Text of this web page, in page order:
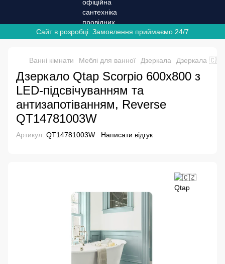
Сайт в розробці. Замовлення приймаємо 24/7
Ванні кімнати Меблі для ванної Дзеркала Дзеркала
Дзеркало Qtap Scorpio 600x800 з
LED-підсвічуванням та
антизапотіванням, Reverse
QT14781003W
Артикул: QT14781003W Написати відгук